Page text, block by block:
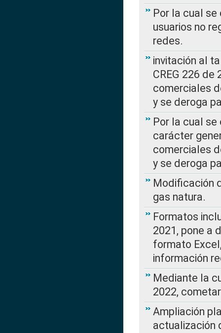
Por la cual
usuarios no
redes.
invitación al
CREG 226
comerciales
y se deroga
Por la cual
carácter
comerciales
y se deroga
Modificación
gas natura.
Formatos
2021, pone a
formato
información
Mediante la
2022,
Ampliación
actualización